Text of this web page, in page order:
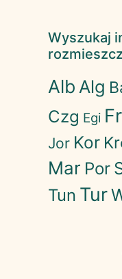
Wyszukaj
Alb Alg
Czg Egi
Jor Kor
Mar Por
Tun Tur